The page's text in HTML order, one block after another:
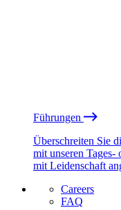
Führungen
Überschreiten Sie
mit unseren
mit Leidenschaft
Careers
FAQ